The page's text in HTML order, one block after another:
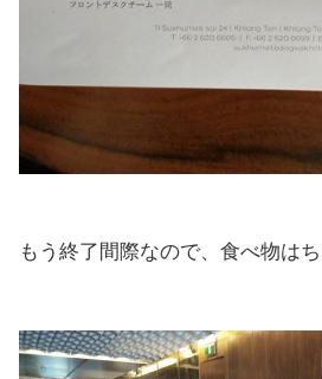
もう終了間際なので、食べ物は